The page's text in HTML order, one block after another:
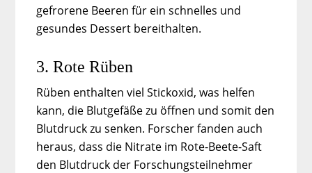
gefrorene Beeren für ein schnelles und
gesundes Dessert bereithalten.
3. Rote Rüben
Rüben enthalten viel Stickoxid, was helfen
kann, die Blutgefäße zu öffnen und somit den
Blutdruck zu senken. Forscher fanden auch
heraus, dass die Nitrate im Rote-Beete-Saft
den Blutdruck der Forschungsteilnehmer